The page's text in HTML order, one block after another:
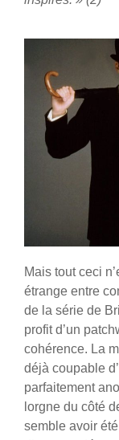
Mais tout ceci
étrange entre
de la série de
profit d’un
cohérence. La
déjà coupable
parfaitement
lorgne du côté
semble avoir